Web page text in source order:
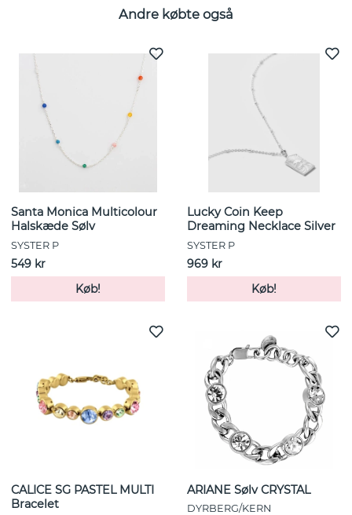
Andre købte også
Santa Monica Multicolour
Halskæde Sølv
SYSTER P
549 kr
Køb!
Lucky Coin Keep
Dreaming Necklace Silver
SYSTER P
969 kr
Køb!
CALICE SG PASTEL MULTI
Bracelet
ARIANE Sølv CRYSTAL
DYRBERG/KERN